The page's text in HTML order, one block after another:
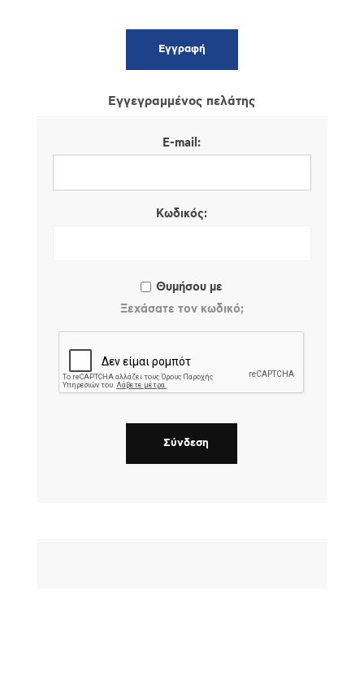
Εγγεγραμμένος πελάτης
E-mail:
Κωδικός:
Θυμήσου με
Ξεχάσατε τον κωδικό;